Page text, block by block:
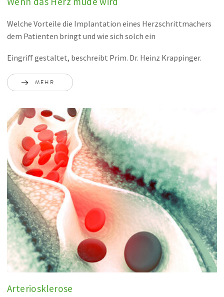
Welche Vorteile die Implantation eines Herzschrittmachers
dem Patienten bringt und wie sich solch ein
Eingriff gestaltet, beschreibt Prim. Dr. Heinz Krappinger.
MEHR
Arteriosklerose